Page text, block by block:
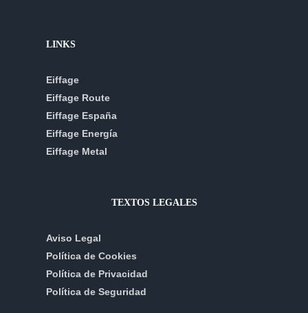
LINKS
Eiffage
Eiffage Route
Eiffage España
Eiffage Energía
Eiffage Metal
TEXTOS LEGALES
Aviso Legal
Política de Cookies
Política de Privacidad
Política de Seguridad